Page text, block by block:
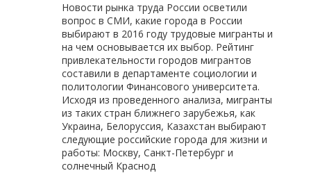
Новости рынка труда России осветили
вопрос в СМИ, какие города в России
выбирают в 2016 году трудовые мигранты и
на чем основывается их выбор. Рейтинг
привлекательности городов мигрантов
составили в департаменте социологии и
политологии Финансового университета.
Исходя из проведенного анализа, мигранты
из таких стран ближнего зарубежья, как
Украина, Белоруссия, Казахстан выбирают
следующие российские города для жизни и
работы: Москву, Санкт-Петербург и
солнечный Краснод